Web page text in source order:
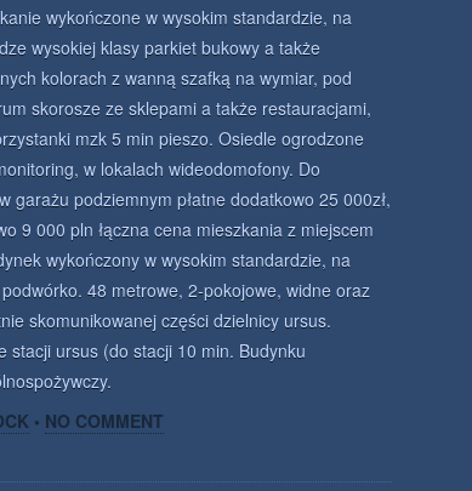
wykończone w wysokim standardzie, na
wysokiej klasy parkiet bukowy a także
kolorach z wanną szafką na wymiar, pod
skorosze ze sklepami a także restauracjami,
mzk 5 min pieszo. Osiedle ogrodzone
w lokalach wideodomofony. Do
garażu podziemnym płatne dodatkowo 25 000zł,
9 000 pln łączna cena mieszkania z miejscem
wykończony w wysokim standardzie, na
48 metrowe, 2-pokojowe, widne oraz
skomunikowanej części dzielnicy ursus.
stacji ursus (do stacji 10 min. Budynku
• NO COMMENT